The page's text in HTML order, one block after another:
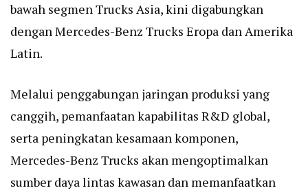
bawah segmen Trucks Asia, kini digabungkan
dengan Mercedes-Benz Trucks Eropa dan Amerika
Latin.
Melalui penggabungan jaringan produksi yang
canggih, pemanfaatan kapabilitas R&D global,
serta peningkatan kesamaan komponen,
Mercedes-Benz Trucks akan mengoptimalkan
sumber daya lintas kawasan dan memanfaatkan